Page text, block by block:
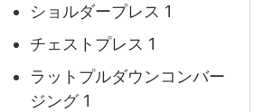
ショルダープレス 1
チェストプレス 1
ラットプルダウンコンバー
ジング 1